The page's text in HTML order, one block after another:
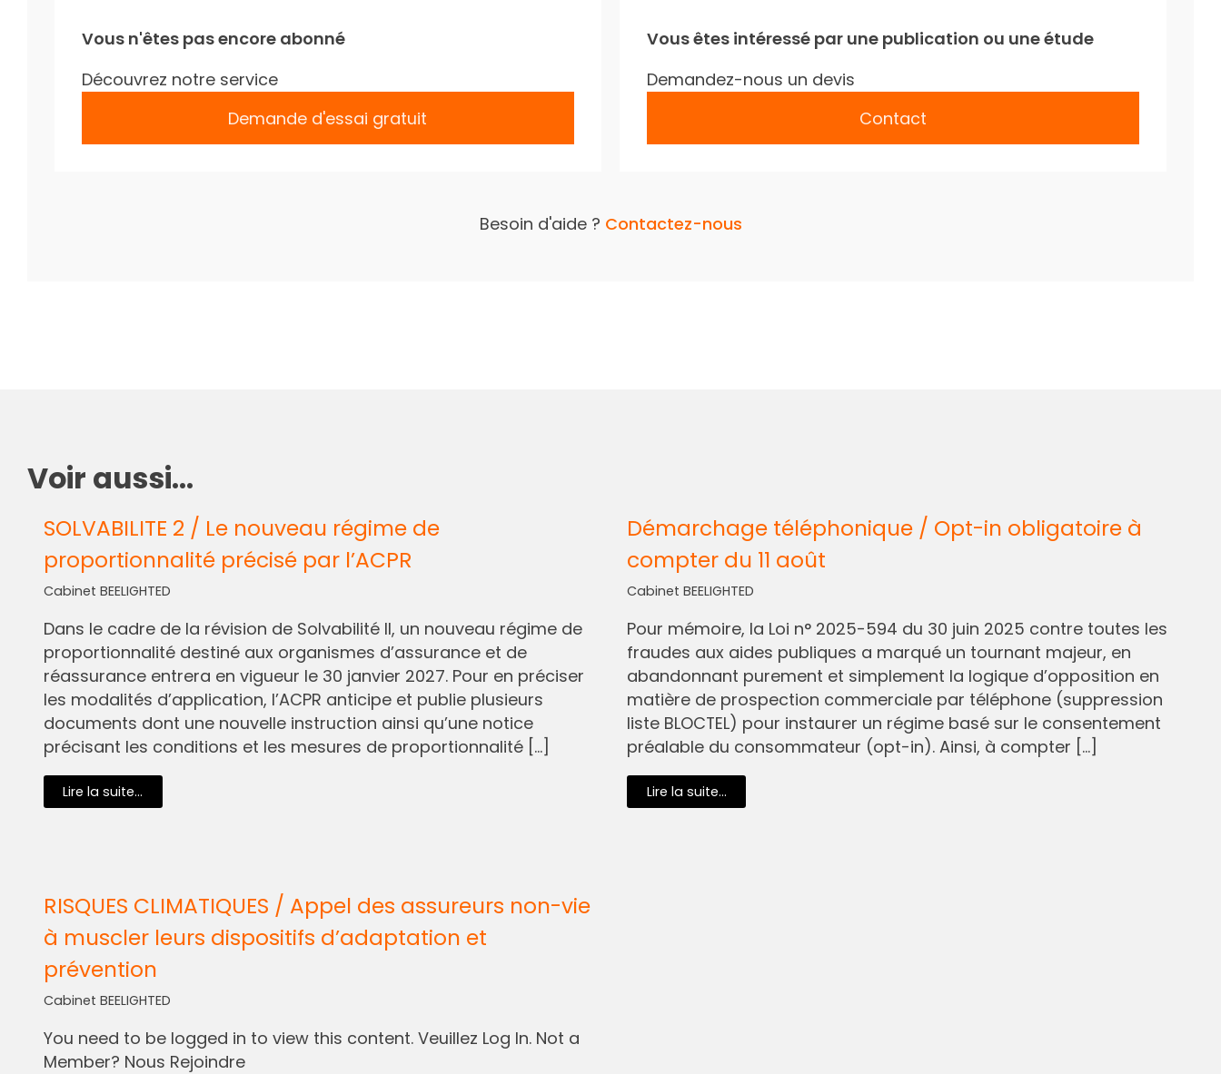
Vous n'êtes pas encore abonné
Découvrez notre service
Demande d'essai gratuit
Vous êtes intéressé par une publication ou une étude
Demandez-nous un devis
Contact
Besoin d'aide ? Contactez-nous
Voir aussi...
SOLVABILITE 2 / Le nouveau régime de
proportionnalité précisé par l’ACPR
Cabinet BEELIGHTED
Dans le cadre de la révision de Solvabilité II, un nouveau régime de
proportionnalité destiné aux organismes d’assurance et de
réassurance entrera en vigueur le 30 janvier 2027. Pour en préciser
les modalités d’application, l’ACPR anticipe et publie plusieurs
documents dont une nouvelle instruction ainsi qu’une notice
précisant les conditions et les mesures de proportionnalité […]
Lire la suite...
Démarchage téléphonique / Opt-in obligatoire à
compter du 11 août
Cabinet BEELIGHTED
Pour mémoire, la Loi n° 2025-594 du 30 juin 2025 contre toutes les
fraudes aux aides publiques a marqué un tournant majeur, en
abandonnant purement et simplement la logique d’opposition en
matière de prospection commerciale par téléphone (suppression
liste BLOCTEL) pour instaurer un régime basé sur le consentement
préalable du consommateur (opt-in). Ainsi, à compter […]
Lire la suite...
RISQUES CLIMATIQUES / Appel des assureurs non-vie
à muscler leurs dispositifs d’adaptation et
prévention
Cabinet BEELIGHTED
You need to be logged in to view this content. Veuillez Log In. Not a
Member? Nous Rejoindre